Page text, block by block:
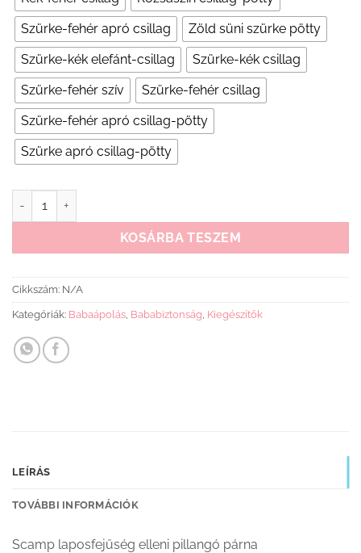
Szürke-fehér apró csillag
Zöld süni szürke pötty
Szürke-kék elefánt-csillag
Szürke-kék csillag
Szürke-fehér szív
Szürke-fehér csillag
Szürke-fehér apró csillag-pötty
Szürke apró csillag-pötty
KOSÁRBA TESZEM
Cikkszám: N/A
Kategóriák: Babaápolás Bababiztonság Kiegészítők
LEÍRÁS
TOVÁBBI INFORMÁCIÓK
Scamp laposfejűség elleni pillangó párna